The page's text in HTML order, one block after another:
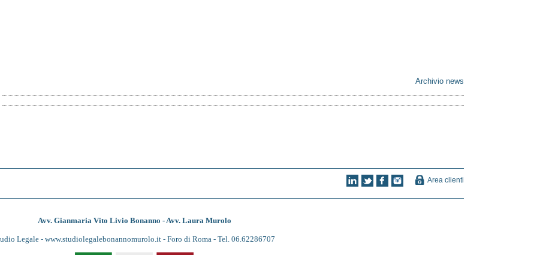
Archivio news
Area clienti
Avv. Gianmaria Vito Livio Bonanno - Avv. Laura Murolo
Legale - www.studiolegalebonannomurolo.it - Foro di Roma - Tel. 06.62286707